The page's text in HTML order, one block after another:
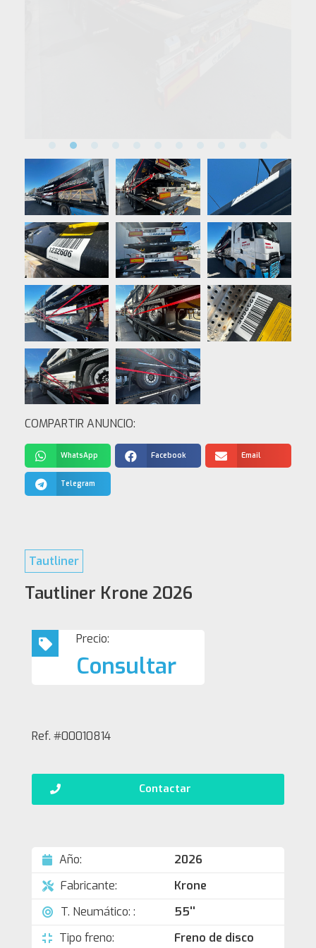
COMPARTIR ANUNCIO:
WhatsApp Facebook Email
Telegram
Tautliner
Tautliner Krone 2026
Precio:
Consultar
Ref. #00010814
Contactar
Año:
2026
Fabricante:
Krone
T. Neumático: :
55''
Tipo freno:
Freno de disco